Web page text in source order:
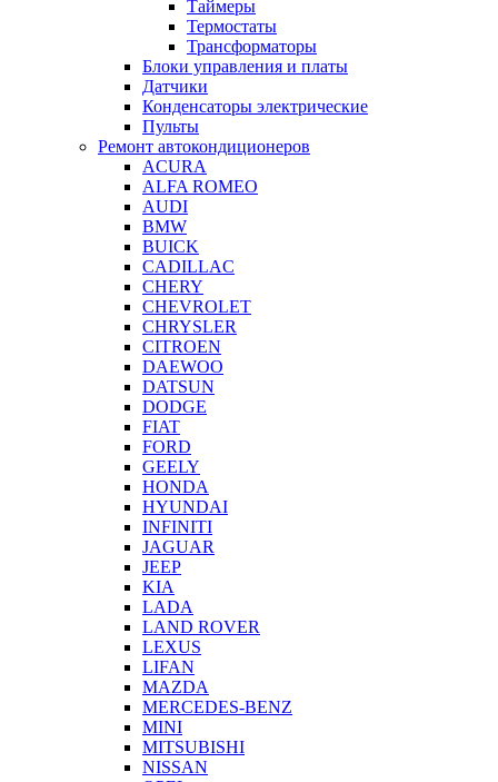
Таймеры
Термостаты
Трансформаторы
Блоки управления и платы
Датчики
Конденсаторы электрические
Пульты
Ремонт автокондиционеров
ACURA
ALFA ROMEO
AUDI
BMW
BUICK
CADILLAC
CHERY
CHEVROLET
CHRYSLER
CITROEN
DAEWOO
DATSUN
DODGE
FIAT
FORD
GEELY
HONDA
HYUNDAI
INFINITI
JAGUAR
JEEP
KIA
LADA
LAND ROVER
LEXUS
LIFAN
MAZDA
MERCEDES-BENZ
MINI
MITSUBISHI
NISSAN